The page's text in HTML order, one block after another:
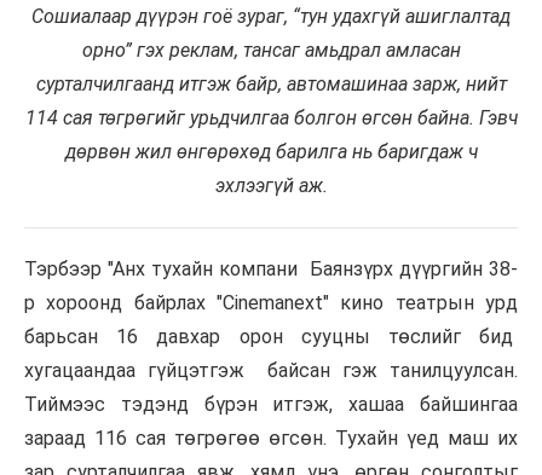
Сошиалаар дүүрэн гоё зураг, “тун удахгүй ашиглалтад
орно” гэх реклам, тансаг амьдрал амласан
сурталчилгаанд итгэж байр, автомашинаа зарж, нийт
114 сая төгрөгийг урьдчилгаа болгон өгсөн байна. Гэвч
дөрвөн жил өнгөрөхөд барилга нь баригдаж ч
эхлээгүй аж.
Тэрбээр "Анх тухайн компани Баянзүрх дүүргийн 38-
р хороонд байрлах "Cinemanext" кино театрын урд
барьсан 16 давхар орон сууцны төслийг бид
хугацаандаа гүйцэтгэж байсан гэж танилцуулсан.
Тиймээс тэдэнд бүрэн итгэж, хашаа байшингаа
зараад 116 сая төгрөгөө өгсөн. Тухайн үед маш их